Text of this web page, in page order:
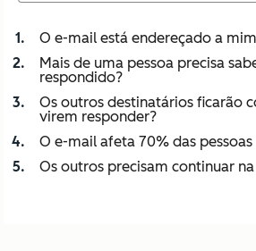
O e-mail está endereçado a
Mais de uma pessoa precisa
respondido?
Os outros destinatários ficarão
virem responder?
O e-mail afeta 70% das pessoas
Os outros precisam continuar